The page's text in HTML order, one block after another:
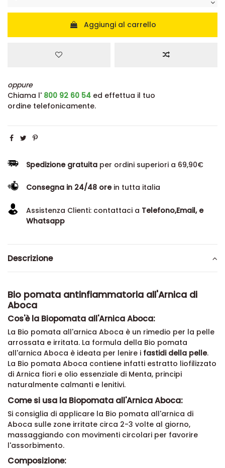
Aggiungi al carrello
oppure
Chiama l' 800 92 60 54 ed effettua il tuo
ordine telefonicamente.
Spedizione gratuita per ordini superiori a 69,90€
Consegna in 24/48 orein tutta italia
Assistenza Clienti: contattaci a Telefono,Email, e
Whatsapp
Descrizione
Bio pomata antinfiammatoria all'Arnica di
Aboca
Cos'è la Biopomata all'Arnica Aboca:
La Bio pomata all'arnica Aboca è un rimedio per la pelle
arrossata e irritata. La formula della Bio pomata
all'arnica Aboca è ideata per lenire i fastidi della pelle.
La Bio pomata Aboca contiene infatti estratto liofilizzato
di Arnica fiori e olio essenziale di Menta, principi
naturalmente calmanti e lenitivi.
Come si usa la Biopomata all'Arnica Aboca:
Si consiglia di applicare la Bio pomata all'arnica di
Aboca sulle zone irritate circa 2-3 volte al giorno,
massaggiando con movimenti circolari per favorire
l'assorbimento.
Composizione: